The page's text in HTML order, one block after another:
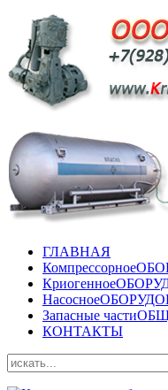
ГЛАВНАЯ
Компрессорное
Криогенное
Насосное
Запасные части
КОНТАКТЫ